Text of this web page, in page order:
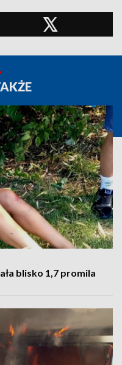
blisko 1,7 promila